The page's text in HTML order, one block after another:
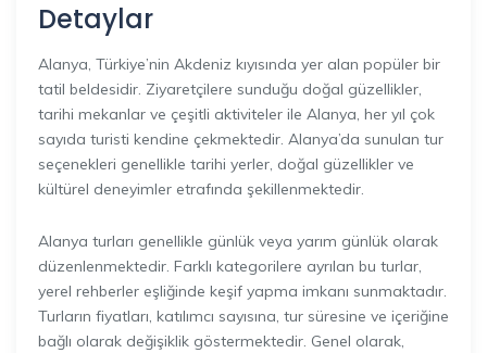
Detaylar
Alanya, Türkiye’nin Akdeniz kıyısında yer alan popüler bir
tatil beldesidir. Ziyaretçilere sunduğu doğal güzellikler,
tarihi mekanlar ve çeşitli aktiviteler ile Alanya, her yıl çok
sayıda turisti kendine çekmektedir. Alanya’da sunulan tur
seçenekleri genellikle tarihi yerler, doğal güzellikler ve
kültürel deneyimler etrafında şekillenmektedir.
Alanya turları genellikle günlük veya yarım günlük olarak
düzenlenmektedir. Farklı kategorilere ayrılan bu turlar,
yerel rehberler eşliğinde keşif yapma imkanı sunmaktadır.
Turların fiyatları, katılımcı sayısına, tur süresine ve içeriğine
bağlı olarak değişiklik göstermektedir. Genel olarak,